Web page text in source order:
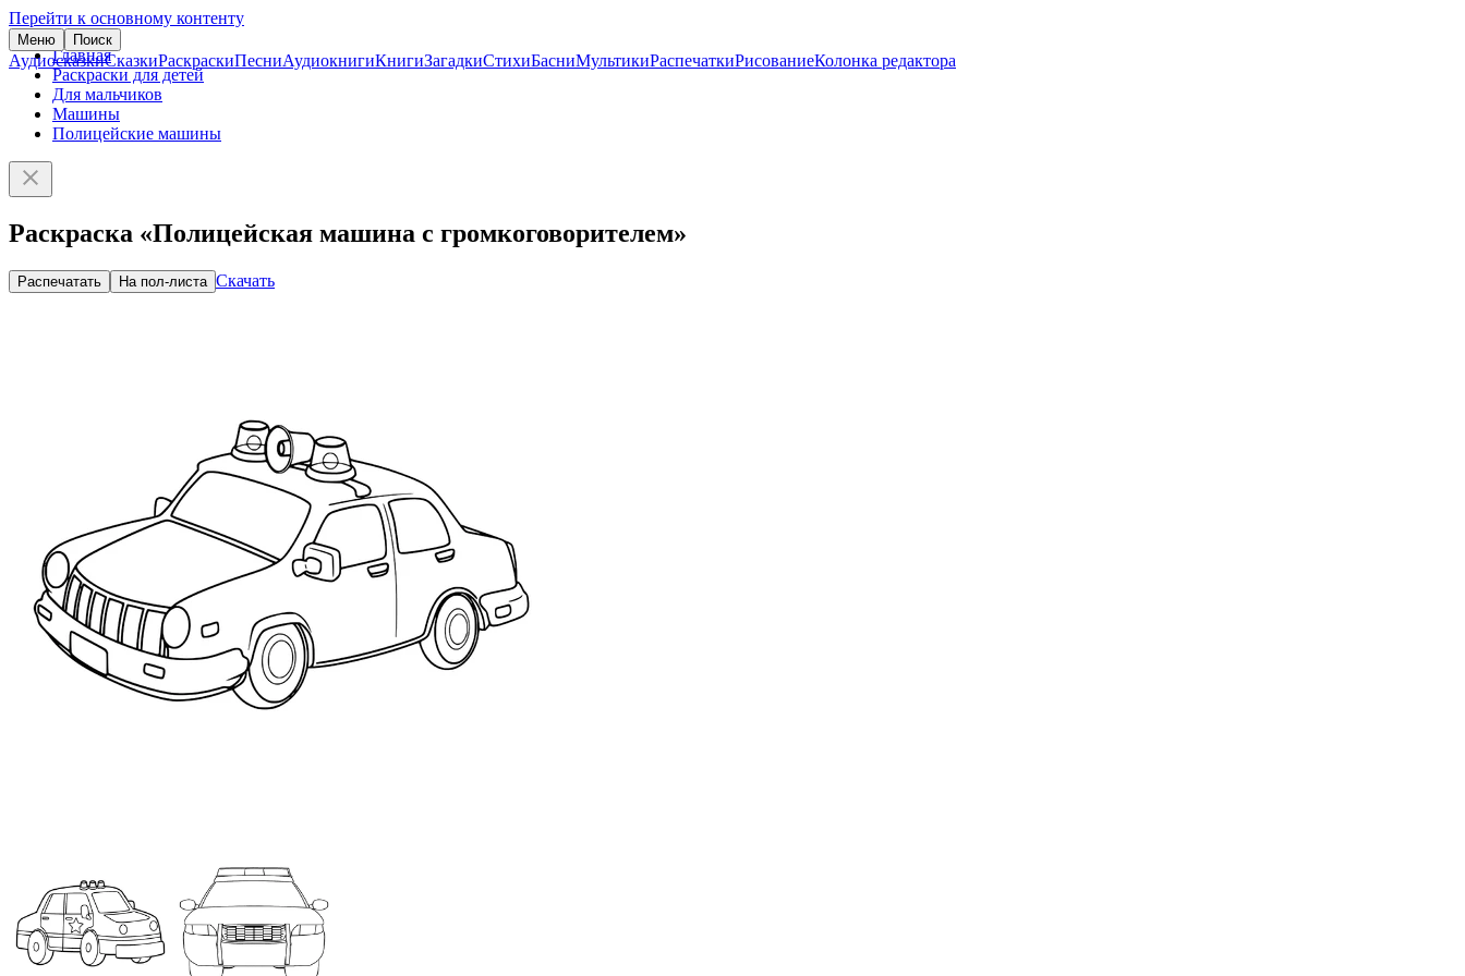
Перейти к основному контенту
Меню Поиск
АудиосказкиСказкиРаскраскиПесниАудиокнигиКнигиЗагадкиСтихиБасниМультикиРаспечаткиРисованиеКолонка редактора
Главная
Раскраски для детей
Для мальчиков
Машины
Полицейские машины
Раскраска «Полицейская машина с громкоговорителем»
Распечатать На пол-листа Скачать